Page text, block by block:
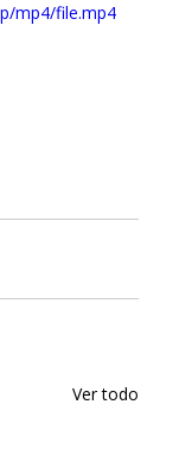
mp4/file.mp4
Ver todo